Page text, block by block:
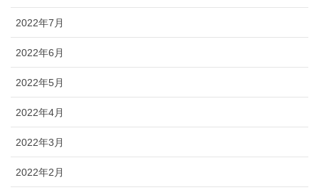
2022年7月
2022年6月
2022年5月
2022年4月
2022年3月
2022年2月